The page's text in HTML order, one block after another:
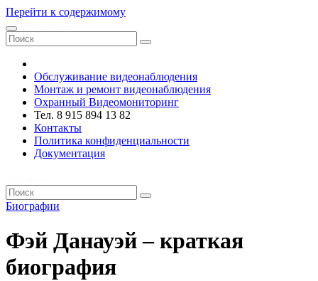
Перейти к содержимому
Обслуживание видеонаблюдения
Монтаж и ремонт видеонаблюдения
Охранный Видеомониторинг
Тел. 8 915 894 13 82
Контакты
Политика конфиденциальности
Документация
Биографии
Фэй Данауэй – краткая
биография